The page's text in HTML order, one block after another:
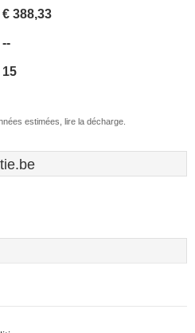
€ 388,33
--
15
estimées, lire la décharge.